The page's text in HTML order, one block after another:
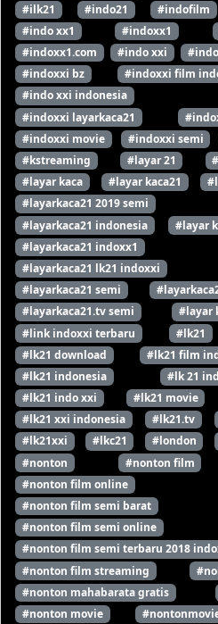
#ilk21
#indo21 #indofilm
#indo xx1
#indoxx1
#indoxx1.com
#indo xxi
#indoxxi bz
#indoxxi film
#indo xxi indonesia
#indoxxi layarkaca21
#indoxxi movie
#indoxxi semi
#kstreaming
#layar 21
#layar kaca
#layar kaca21
#layarkaca21 2019 semi
#layarkaca21 indonesia
#layar
#layarkaca21 indoxx1
#layarkaca21 lk21 indoxxi
#layarkaca21 semi
#layarkaca21.tv semi
#layar
#link indoxxi terbaru
#lk21
#lk21 download
#lk21 film
#lk21 indonesia
#lk 21
#lk21 indo xxi
#lk21 movie
#lk21 xxi indonesia
#lk21.tv
#lk21xxi
#lkc21 #london
#nonton
#nonton film
#nonton film online
#nonton film semi barat
#nonton film semi online
#nonton film semi terbaru 2018
#nonton film streaming
#nonton mahabarata gratis
#nonton movie